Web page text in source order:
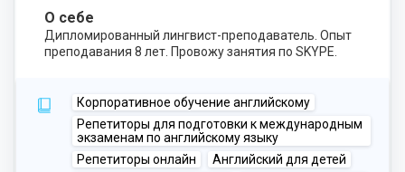
О себе
Дипломированный лингвист-преподаватель. Опыт
преподавания 8 лет. Провожу занятия по SKYPE.
Корпоративное обучение английскому
Репетиторы для подготовки к международным
экзаменам по английскому языку
Репетиторы онлайн
Английский для детей